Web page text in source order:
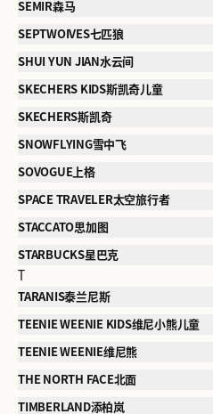
SEMIR森马
SEPTWOIVES七匹狼
SHUI YUN JIAN水云间
SKECHERS KIDS斯凯奇儿童
SKECHERS斯凯奇
SNOWFLYING雪中飞
SOVOGUE上格
SPACE TRAVELER太空旅行者
STACCATO思加图
STARBUCKS星巴克
T
TARANIS泰兰尼斯
TEENIE WEENIE KIDS维尼小熊儿童
TEENIE WEENIE维尼熊
THE NORTH FACE北面
TIMBERLAND添柏岚